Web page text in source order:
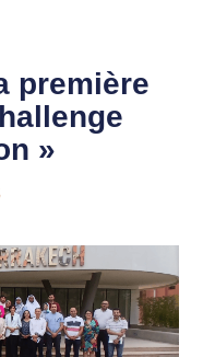
première
»